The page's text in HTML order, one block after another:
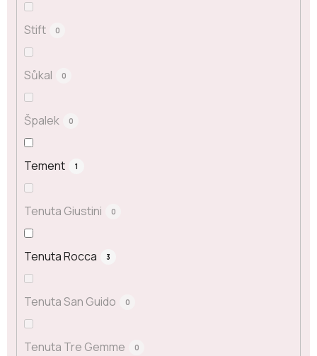
Stift 0
Sůkal 0
Špalek 0
Tement 1
Tenuta Giustini 0
Tenuta Rocca 3
Tenuta San Guido 0
Tenuta Tre Gemme 0